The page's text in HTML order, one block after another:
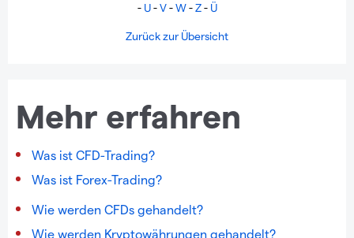
- U-V-W-Z- Ü
Zurück zur Übersicht
Mehr erfahren
Was ist CFD-Trading?
Was ist Forex-Trading?
Wie werden CFDs gehandelt?
Wie werden Kryptowährungen gehandelt?